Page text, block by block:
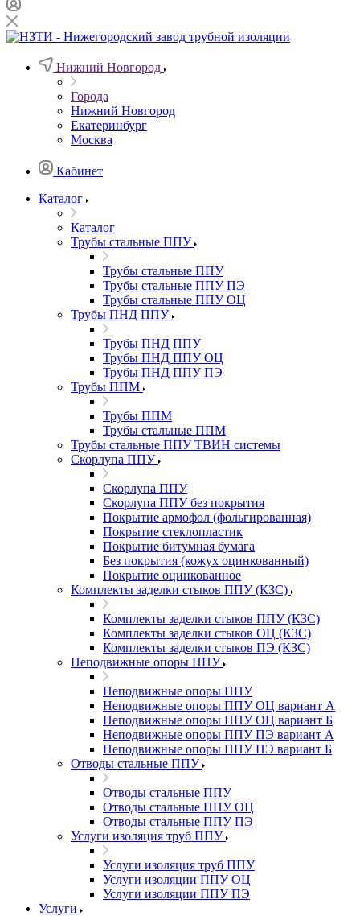
Нижний Новгород
Города
Нижний Новгород
Екатеринбург
Москва
Кабинет
Каталог
Каталог
Трубы стальные ППУ
Трубы стальные ППУ
Трубы стальные ППУ ПЭ
Трубы стальные ППУ ОЦ
Трубы ПНД ППУ
Трубы ПНД ППУ
Трубы ПНД ППУ ОЦ
Трубы ПНД ППУ ПЭ
Трубы ППМ
Трубы ППМ
Трубы стальные ППМ
Трубы стальные ППУ ТВИН системы
Скорлупа ППУ
Скорлупа ППУ
Скорлупа ППУ без покрытия
Покрытие армофол (фольгированная)
Покрытие стеклопластик
Покрытие битумная бумага
Без покрытия (кожух оцинкованный)
Покрытие оцинкованное
Комплекты заделки стыков ППУ (КЗС)
Комплекты заделки стыков ППУ (КЗС)
Комплекты заделки стыков ОЦ (КЗС)
Комплекты заделки стыков ПЭ (КЗС)
Неподвижные опоры ППУ
Неподвижные опоры ППУ
Неподвижные опоры ППУ ОЦ вариант А
Неподвижные опоры ППУ ОЦ вариант Б
Неподвижные опоры ППУ ПЭ вариант А
Неподвижные опоры ППУ ПЭ вариант Б
Отводы стальные ППУ
Отводы стальные ППУ
Отводы стальные ППУ ОЦ
Отводы стальные ППУ ПЭ
Услуги изоляция труб ППУ
Услуги изоляция труб ППУ
Услуги изоляции ППУ ОЦ
Услуги изоляции ППУ ПЭ
Услуги